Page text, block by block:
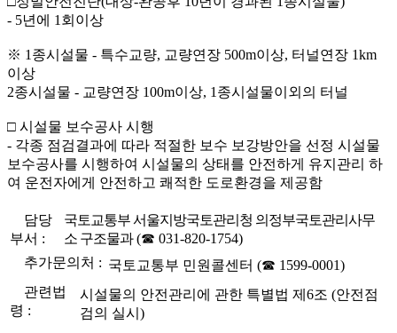
- 5년에 1회이상
※ 1종시설물 - 특수교량, 교량연장 500m이상, 터널연장 1km
이상
2종시설물 - 교량연장 100m이상, 1종시설물이외의 터널
□ 시설물 보수공사 시행
- 각종 점검결과에 따라 적절한 보수 보강방안을 선정 시설물
보수공사를 시행하여 시설물의 상태를 안전하게 유지관리 하
여 운전자에게 안전하고 쾌적한 도로환경을 제공함
담당
부서 :
국토교통부 서울지방국토관리청 의정부국토관리사무
소 구조물과(☎ 031-820-1754)
추가문의처 : 국토교통부 민원콜센터 (☎ 1599-0001)
관련법
령 :
시설물의 안전관리에 관한 특별법 제6조 (안전점
검의 실시)